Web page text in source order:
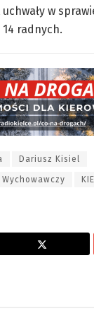
w
radnych.
Dariusz Kisiel